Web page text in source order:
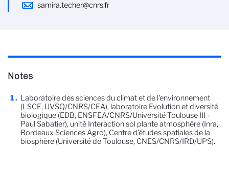
samira.techer@cnrs.fr
Notes
Laboratoire des sciences du climat et de l'environnement
(LSCE, UVSQ/CNRS/CEA), laboratoire Evolution et diversité
biologique (EDB, ENSFEA/CNRS/Université Toulouse III -
Paul Sabatier), unité Interaction sol plante atmosphère (Inra,
Bordeaux Sciences Agro), Centre d'études spatiales de la
biosphère (Université de Toulouse, CNES/CNRS/IRD/UPS).